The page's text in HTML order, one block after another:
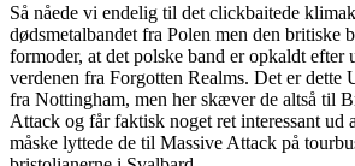
Så nåede vi endelig til det clickbaitede
dødsmetalbandet fra Polen men den britiske
formoder, at det polske band er opkaldt
verdenen fra Forgotten Realms. Det er dette
fra Nottingham, men her skæver de altså til
Attack og får faktisk noget ret interessant ud
måske lyttede de til Massive Attack på